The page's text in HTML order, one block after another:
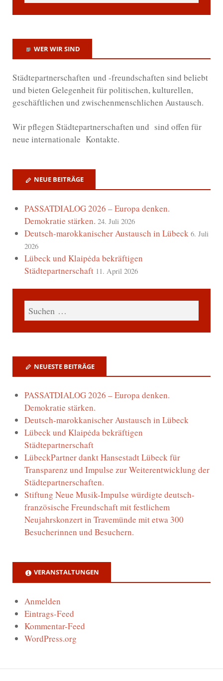
WER WIR SIND
Städtepartnerschaften und -freundschaften sind beliebt
und bieten Gelegenheit für politischen, kulturellen,
geschäftlichen und zwischenmenschlichen Austausch.
Wirpflegen Städtepartnerschaften und sind offen für
neue internationale Kontakte.
NEUE BEITRÄGE
PASSATDIALOG 2026 – Europa denken.
Demokratie stärken. 24. Juli 2026
Deutsch-marokkanischer Austausch in Lübeck 6. Juli
2026
Lübeck und Klaipėda bekräftigen
Städtepartnerschaft 11. April 2026
NEUESTE BEITRÄGE
PASSATDIALOG 2026 – Europa denken.
Demokratie stärken.
Deutsch-marokkanischer Austausch in Lübeck
Lübeck und Klaipėda bekräftigen
Städtepartnerschaft
LübeckPartner dankt Hansestadt Lübeck für
Transparenz und Impulse zur Weiterentwicklung der
Städtepartnerschaften.
Stiftung Neue Musik-Impulse würdigte deutsch-
französische Freundschaft mit festlichem
Neujahrskonzert in Travemünde mit etwa 300
Besucherinnen und Besuchern.
VERANSTALTUNGEN
Anmelden
Eintrags-Feed
Kommentar-Feed
WordPress.org